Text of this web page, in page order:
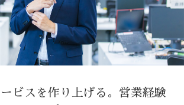
ビスを作り上げる。 営業経験